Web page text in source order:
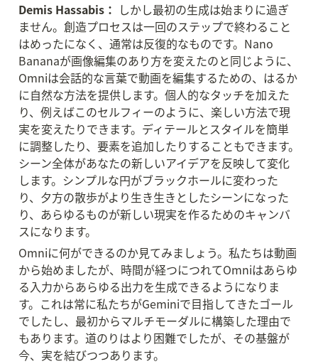
Demis Hassabis： しかし最初の生成は始まりに過ぎ
ません。創造プロセスは一回のステップで終わること
はめったになく、通常は反復的なものです。Nano
Bananaが画像編集のあり方を変えたのと同じように、
Omniは会話的な言葉で動画を編集するための、はるか
に自然な方法を提供します。個人的なタッチを加えた
り、例えばこのセルフィーのように、楽しい方法で現
実を変えたりできます。ディテールとスタイルを簡単
に調整したり、要素を追加したりすることもできます。
シーン全体があなたの新しいアイデアを反映して変化
します。シンプルな円がブラックホールに変わった
り、夕方の散歩がより生き生きとしたシーンになった
り、あらゆるものが新しい現実を作るためのキャンバ
スになります。
Omniに何ができるのか見てみましょう。私たちは動画
から始めましたが、時間が経つにつれてOmniはあらゆ
る入力からあらゆる出力を生成できるようになりま
す。これは常に私たちがGeminiで目指してきたゴール
でしたし、最初からマルチモーダルに構築した理由で
もあります。道のりはより困難でしたが、その基盤が
今、実を結びつつあります。